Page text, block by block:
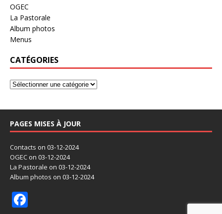
OGEC
La Pastorale
Album photos
Menus
CATÉGORIES
PAGES MISES À JOUR
Contacts on 03-12-2024
OGEC on 03-12-2024
La Pastorale on 03-12-2024
Album photos on 03-12-2024